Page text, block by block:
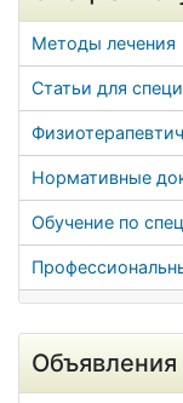
Методы лечения
Статьи для
Нормативные
Обучение по
Объявления